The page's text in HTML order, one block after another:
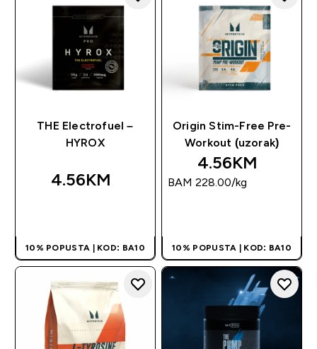
THE Electrofuel –
HYROX
4.56KM‎
10% POPUSTA | KOD: BA10
Origin Stim-Free Pre-
Workout (uzorak)
4.56KM‎
BAM 228.00‎/kg
10% POPUSTA | KOD: BA10